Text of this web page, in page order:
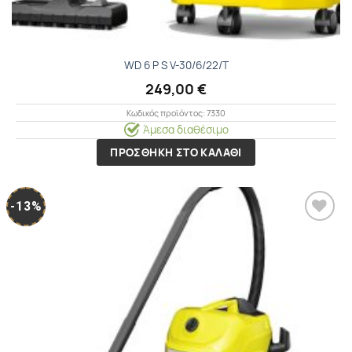
WD 6 P S V-30/6/22/T
249,00 €
Κωδικός προϊόντος: 7330
Άμεσα διαθέσιμο
ΠΡΟΣΘΗΚΗ ΣΤΟ ΚΑΛΑΘΙ
-13%